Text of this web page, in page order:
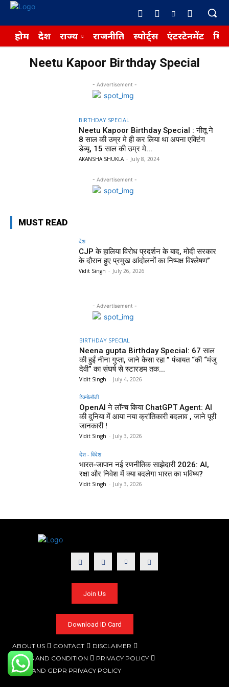
होम देश राज्य राजनीति स्पोर्ट्स एंटरटेनमेंट
Neetu Kapoor Birthday Special
- Advertisement -
BIRTHDAY SPECIAL
Neetu Kapoor Birthday Special : नीतू ने
8 साल की उम्र मे ही कर लिया था अपना एक्टिंग
डेब्यू, 15 साल की उम्र मे...
AKANSHA SHUKLA - July 8, 2024
- Advertisement -
MUST READ
देश
CJP के हालिया विरोध प्रदर्शन के बाद, मोदी सरकार
के दौरान हुए प्रमुख आंदोलनों का निष्पक्ष विश्लेषण”
Vidit Singh - July 26, 2026
- Advertisement -
BIRTHDAY SPECIAL
Neena gupta Birthday Special: 67 साल
की हुईं नीना गुप्ता, जाने कैसा रहा ” पंचायत “की “मंजु
देवी” का संघर्ष से स्टारडम तक...
Vidit Singh - July 4, 2026
टेक्नोलॉजी
OpenAI ने लॉन्च किया ChatGPT Agent: AI
की दुनिया में आया नया क्रांतिकारी बदलाव , जाने पूरी
जानकारी !
Vidit Singh - July 3, 2026
देश - विदेश
भारत-जापान नई रणनीतिक साझेदारी 2026: AI,
रक्षा और निवेश में क्या बदलेगा भारत का भविष्य?
Vidit Singh - July 3, 2026
Join Us
Download ID Card
ABOUT US CONTACT
DISCLAIMER
TERMS AND CONDITION
PRIVACY POLICY
CCPA AND GDPR PRIVACY POLICY